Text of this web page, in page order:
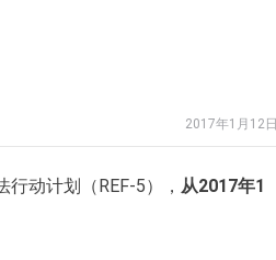
2017年1月12日
动计划（REF-5）， 从2017年1